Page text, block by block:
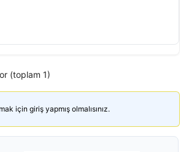
(toplam 1)
için giriş yapmış olmalısınız.